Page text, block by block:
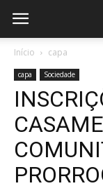
Início capa
capa Sociedade